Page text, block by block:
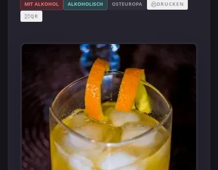
MIT ALKOHOL ALKOHOLISCH OSTEUROPA
DRUCKEN
QR